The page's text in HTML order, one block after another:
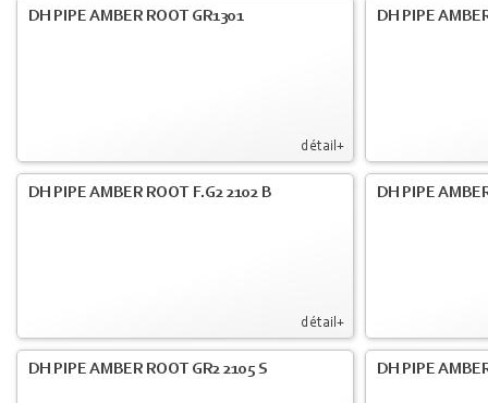
détail+
DH PIPE AMBER ROOT GR1301 DH PIPE
détail+
DH PIPE AMBER ROOT F.G2 2102 B DH PIPE
DH PIPE AMBER ROOT GR2 2105 S DH PIPE